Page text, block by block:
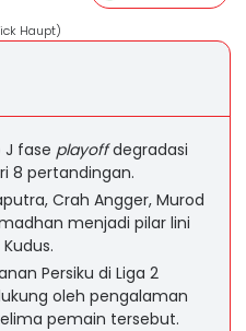
Haupt)
J fase playoffdegradasi
8 pertandingan.
Crah Angger, Murod
menjadi pilar lini
Persiku di Liga 2
oleh pengalaman
pemain tersebut.